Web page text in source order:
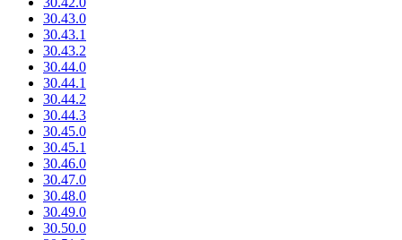
30.43.0
30.43.1
30.43.2
30.44.0
30.44.1
30.44.2
30.44.3
30.45.0
30.45.1
30.46.0
30.47.0
30.48.0
30.49.0
30.50.0